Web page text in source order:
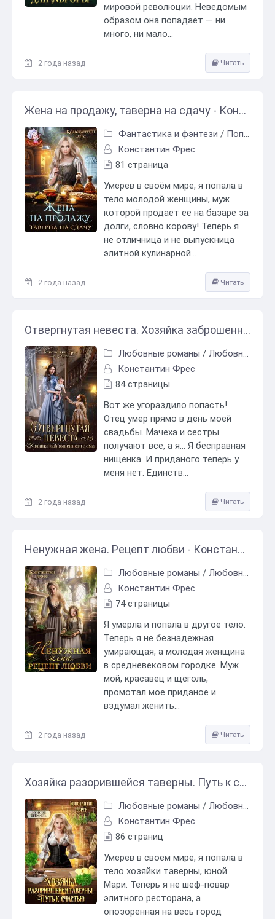
мировой революции. Неведомым
образом она попадает — ни
много, ни мало...
2 года назад Читать
Жена на продажу, таверна на сдачу - Константин Фрес
Фантастика и фэнтези / Попаданцы
Константин Фрес
81 страница
Умерев в своём мире, я попала в
тело молодой женщины, муж
которой продает ее на базаре за
долги, словно корову! Теперь я
не отличница и не выпускница
элитной кулинарной...
2 года назад Читать
Отвергнутая невеста. Хозяйка заброшенного дома - Константин Фрес
Любовные романы / Любовно-фантастические романы
Константин Фрес
84 страницы
Вот же угораздило попасть!
Отец умер прямо в день моей
свадьбы. Мачеха и сестры
получают все, а я… Я бесправная
нищенка. И приданого теперь у
меня нет. Единств...
2 года назад Читать
Ненужная жена. Рецепт любви - Константин Фрес
Любовные романы / Любовно-фантастические романы
Константин Фрес
74 страницы
Я умерла и попала в другое тело.
Теперь я не безнадежная
умирающая, а молодая женщина
в средневековом городке. Муж
мой, красавец и щеголь,
промотал мое приданое и
вздумал женить...
2 года назад Читать
Хозяйка разорившейся таверны. Путь к счастью - Константин Фрес
Любовные романы / Любовно-фантастические романы
Константин Фрес
86 страниц
Умерев в своём мире, я попала в
тело хозяйки таверны, юной
Мари. Теперь я не шеф-повар
элитного ресторана, а
опозоренная на весь город